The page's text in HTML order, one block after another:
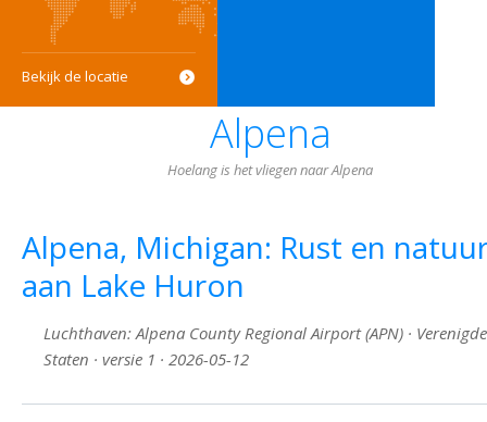
Bekijk de locatie
Alpena
Hoelang is het vliegen naar Alpena
Alpena, Michigan: Rust en
aan Lake Huron
Luchthaven: Alpena County Regional Airport (APN) · Verenigde
Staten · versie 1 · 2026-05-12